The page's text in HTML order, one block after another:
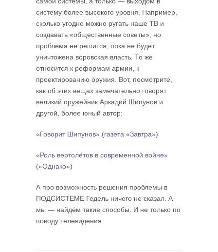
систему более высокого уровня. Например,
сколько угодно можно ругать наше ТВ и
создавать «общественные советы», но
проблема не решится, пока не будет
уничтожена воровская власть. То же
относится к рефор­мам армии, к
проектированию оружия. Вот, посмотрите,
как об этих вещах замечательно говорят
великий оружейник Аркадий Шипунов и
другой, более юный автор:
«Говорит Шипунов» (газета «Завтра»)
«Роль вертолётов в современной войне»
(«Однако»)
А про возможность решения проблемы в
ПОДСИСТЕМЕ Гедель ничего не сказал. А
мы — найдём такие способы. И не только по
поводу телевидения.